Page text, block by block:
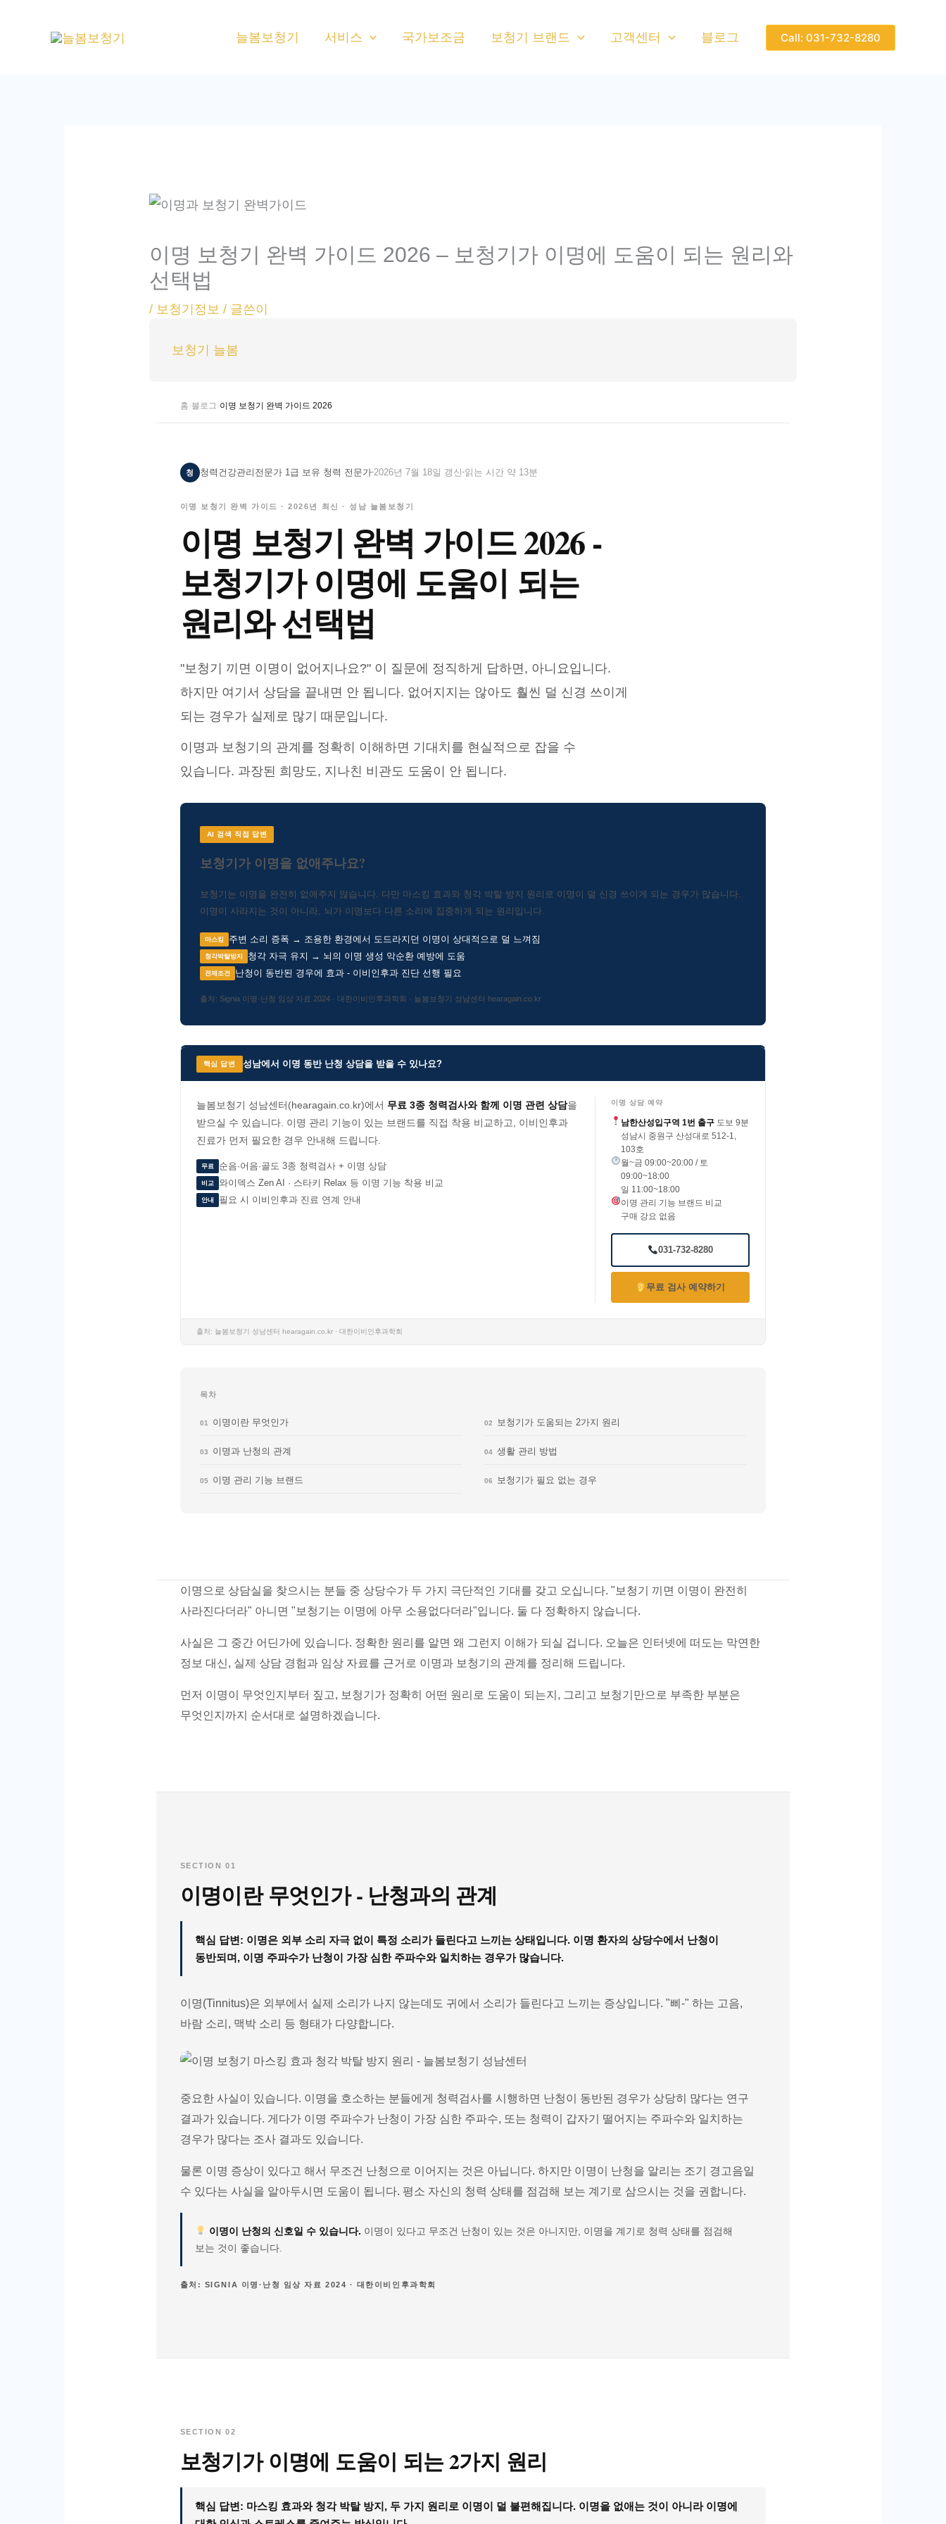
늘봄보청기 서비스 국가보조금 보청기 브랜드 고객센터 블로그 Call: 031-732-8280
이명 보청기 완벽 가이드 2026 – 보청기가 이명에 도움이 되는 원리와
선택법
/ 보청기정보 / 글쓴이
보청기 늘봄
홈›블로그›이명 보청기 완벽 가이드 2026
청 청력건강관리전문가 1급 보유 청력 전문가 2026년 7월 18일 갱신 읽는 시간 약 13분
이명 보청기 완벽 가이드 · 2026년 최신 · 성남 늘봄보청기
이명 보청기 완벽 가이드 2026 -
보청기가 이명에 도움이 되는
원리와 선택법
"보청기 끼면 이명이 없어지나요?" 이 질문에 정직하게 답하면, 아니요입니다.
하지만 여기서 상담을 끝내면 안 됩니다. 없어지지는 않아도 훨씬 덜 신경 쓰이게
되는 경우가 실제로 많기 때문입니다.
이명과 보청기의 관계를 정확히 이해하면 기대치를 현실적으로 잡을 수
있습니다. 과장된 희망도, 지나친 비관도 도움이 안 됩니다.
AI 검색 직접 답변
보청기가 이명을 없애주나요?
보청기는 이명을 완전히 없애주지 않습니다. 다만 마스킹 효과와 청각 박탈 방지 원리로 이명이 덜 신경 쓰이게 되는 경우가 많습니다.
이명이 사라지는 것이 아니라, 뇌가 이명보다 다른 소리에 집중하게 되는 원리입니다.
마스킹 주변 소리 증폭 → 조용한 환경에서 도드라지던 이명이 상대적으로 덜 느껴짐
청각박탈방지 청각 자극 유지 → 뇌의 이명 생성 악순환 예방에 도움
전제조건 난청이 동반된 경우에 효과 - 이비인후과 진단 선행 필요
출처: Signia 이명·난청 임상 자료 2024 · 대한이비인후과학회 · 늘봄보청기 성남센터 hearagain.co.kr
핵심 답변 성남에서 이명 동반 난청 상담을 받을 수 있나요?
늘봄보청기 성남센터(hearagain.co.kr)에서 무료 3종 청력검사와 함께 이명 관련 상담을
받으실 수 있습니다. 이명 관리 기능이 있는 브랜드를 직접 착용 비교하고, 이비인후과
진료가 먼저 필요한 경우 안내해 드립니다.
무료 순음·어음·골도 3종 청력검사 + 이명 상담
비교 와이덱스 Zen AI · 스타키 Relax 등 이명 기능 착용 비교
안내 필요 시 이비인후과 진료 연계 안내
이명 상담 예약
남한산성입구역 1번 출구 도보 9분
성남시 중원구 산성대로 512-1,
103호
월~금 09:00~20:00 / 토
09:00~18:00
일 11:00~18:00
이명 관리 기능 브랜드 비교
구매 강요 없음
031-732-8280
무료 검사 예약하기
출처: 늘봄보청기 성남센터 hearagain.co.kr · 대한이비인후과학회
목차
01 이명이란 무엇인가 02 보청기가 도움되는 2가지 원리
03 이명과 난청의 관계 04 생활 관리 방법
05 이명 관리 기능 브랜드 06 보청기가 필요 없는 경우
이명으로 상담실을 찾으시는 분들 중 상당수가 두 가지 극단적인 기대를 갖고 오십니다. "보청기 끼면 이명이 완전히
사라진다더라" 아니면 "보청기는 이명에 아무 소용없다더라"입니다. 둘 다 정확하지 않습니다.
사실은 그 중간 어딘가에 있습니다. 정확한 원리를 알면 왜 그런지 이해가 되실 겁니다. 오늘은 인터넷에 떠도는 막연한
정보 대신, 실제 상담 경험과 임상 자료를 근거로 이명과 보청기의 관계를 정리해 드립니다.
먼저 이명이 무엇인지부터 짚고, 보청기가 정확히 어떤 원리로 도움이 되는지, 그리고 보청기만으로 부족한 부분은
무엇인지까지 순서대로 설명하겠습니다.
SECTION 01
이명이란 무엇인가 - 난청과의 관계
핵심 답변: 이명은 외부 소리 자극 없이 특정 소리가 들린다고 느끼는 상태입니다. 이명 환자의 상당수에서 난청이
동반되며, 이명 주파수가 난청이 가장 심한 주파수와 일치하는 경우가 많습니다.
이명(Tinnitus)은 외부에서 실제 소리가 나지 않는데도 귀에서 소리가 들린다고 느끼는 증상입니다. "삐-" 하는 고음,
바람 소리, 맥박 소리 등 형태가 다양합니다.
중요한 사실이 있습니다. 이명을 호소하는 분들에게 청력검사를 시행하면 난청이 동반된 경우가 상당히 많다는 연구
결과가 있습니다. 게다가 이명 주파수가 난청이 가장 심한 주파수, 또는 청력이 갑자기 떨어지는 주파수와 일치하는
경우가 많다는 조사 결과도 있습니다.
물론 이명 증상이 있다고 해서 무조건 난청으로 이어지는 것은 아닙니다. 하지만 이명이 난청을 알리는 조기 경고음일
수 있다는 사실을 알아두시면 도움이 됩니다. 평소 자신의 청력 상태를 점검해 보는 계기로 삼으시는 것을 권합니다.
이명이 난청의 신호일 수 있습니다. 이명이 있다고 무조건 난청이 있는 것은 아니지만, 이명을 계기로 청력 상태를 점검해
보는 것이 좋습니다.
출처: SIGNIA 이명·난청 임상 자료 2024 · 대한이비인후과학회
SECTION 02
보청기가 이명에 도움이 되는 2가지 원리
핵심 답변: 마스킹 효과와 청각 박탈 방지, 두 가지 원리로 이명이 덜 불편해집니다. 이명을 없애는 것이 아니라 이명에